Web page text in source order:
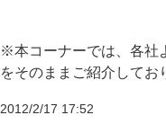
※本コーナーでは、各社
をそのままご紹介してお
2012/2/17 17:52